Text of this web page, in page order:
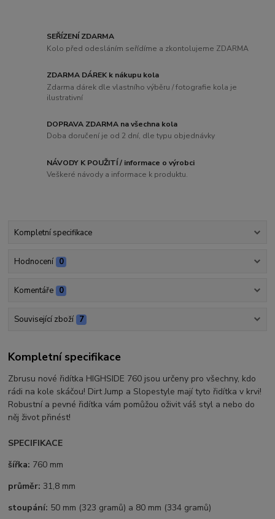
SEŘÍZENÍ ZDARMA
Kolo před odesláním seřídíme a zkontolujeme ZDARMA
ZDARMA DÁREK k nákupu kola
Zdarma dárek dle vlastního výběru / fotografie kola je
ilustrativní
DOPRAVA ZDARMA na všechna kola
Doba doručení je od 2 dní, dle typu objednávky
NÁVODY K POUŽITÍ / informace o výrobci
Veškeré návody a informace k produktu.
Kompletní specifikace
Hodnocení 0
Komentáře 0
Související zboží 7
Kompletní specifikace
Zbrusu nové řidítka HIGHSIDE 760 jsou určeny pro všechny, kdo
rádi na kole skáčou! Dirt Jump a Slopestyle mají tyto řidítka v krvi!
Robustní a pevné řidítka vám pomůžou oživit váš styl a nebo do
něj život přinést!
SPECIFIKACE
šířka: 760 mm
průměr: 31,8 mm
stoupání: 50 mm (323 gramů) a 80 mm (334 gramů)